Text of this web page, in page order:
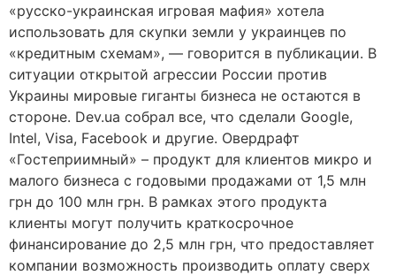
«русско-украинская игровая мафия» хотела
использовать для скупки земли у украинцев по
«кредитным схемам», — говорится в публикации. В
ситуации открытой агрессии России против
Украины мировые гиганты бизнеса не остаются в
стороне. Dev.ua собрал все, что сделали Google,
Intel, Visa, Facebook и другие. Овердрафт
«Гостеприимный» – продукт для клиентов микро и
малого бизнеса с годовыми продажами от 1,5 млн
грн до 100 млн грн. В рамках этого продукта
клиенты могут получить краткосрочное
финансирование до 2,5 млн грн, что предоставляет
компании возможность производить оплату сверх